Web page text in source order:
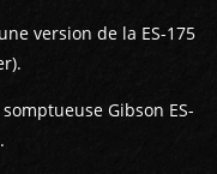
version de la ES-175
Gibson ES-